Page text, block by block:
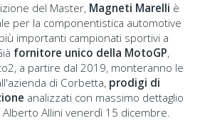
del Master, Magneti Marelli è
per la componentistica automotive
importanti campionati sportivi a
fornitore unico della MotoGP,
a partire dal 2019, monteranno le
di Corbetta, prodigi di
analizzati con massimo dettaglio
Allini venerdì 15 dicembre.